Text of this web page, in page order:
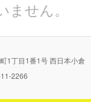
せん。
1丁目1番1号 西日本小倉
2266